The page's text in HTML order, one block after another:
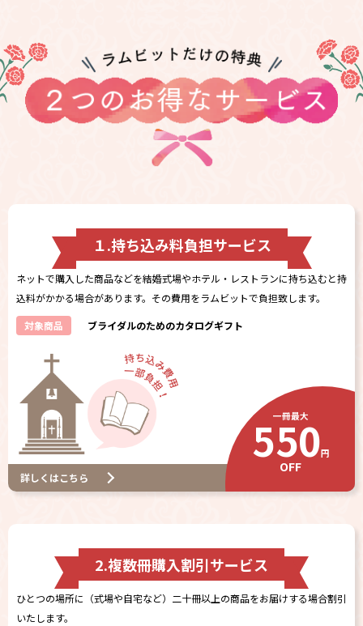
１.持ち込み料負担サービス
ネットで購入した商品などを結婚式場やホテル・レストランに持ち込むと持
込料がかかる場合があります。その費用をラムビットで負担致します。
対象商品
ブライダルのためのカタログギフト
一冊最大
550円
OFF
詳しくはこちら
2.複数冊購入割引サービス
ひとつの場所に（式場や自宅など）二十冊以上の商品をお届けする場合割引
いたします。